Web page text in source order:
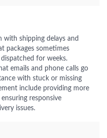
shipping delays and
packages sometimes
for weeks.
emails and phone calls go
with stuck or missing
include providing more
responsive
issues.